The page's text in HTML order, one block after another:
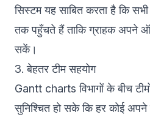
सिस्टम यह साबित करता है कि
तक पहुँचते हैं ताकि ग्राहक अपने
सकें।
3. बेहतर टीम सहयोग
Gantt charts विभागों के बीच
सुनिश्चित हो सके कि हर कोई अपने